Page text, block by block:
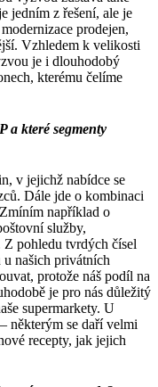
jedním z řešení, ale je
prodejen,
Vzhledem k velikosti
je i dlouhodobý
kterému čelíme
a které segmenty
v jejichž nabídce se
Dále jde o kombinaci
například o
služby,
Z pohledu tvrdých čísel
u našich privátních
protože náš podíl na
je pro nás důležitý
supermarkety. U
některým se daří velmi
recepty, jak jejich